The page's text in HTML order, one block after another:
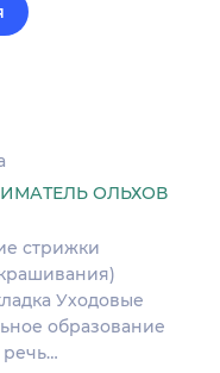
ОЛЬХОВ
стрижки
Уходовые
образование